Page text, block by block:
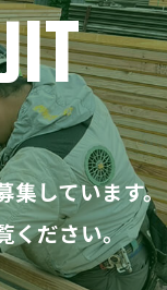
集しています。
ください。